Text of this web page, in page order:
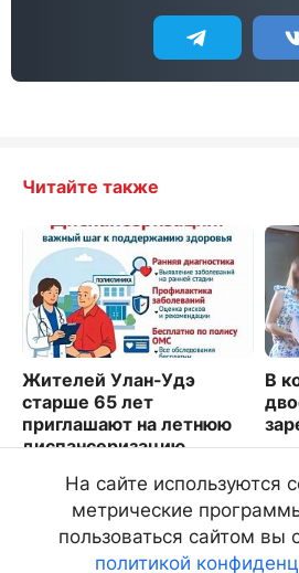
Читайте также
Жителей Улан-Удэ
старше 65 лет
приглашают на летнюю
диспансеризацию
6633
В
На сайте используются
метрические
пользоваться сайтом вы
политикой